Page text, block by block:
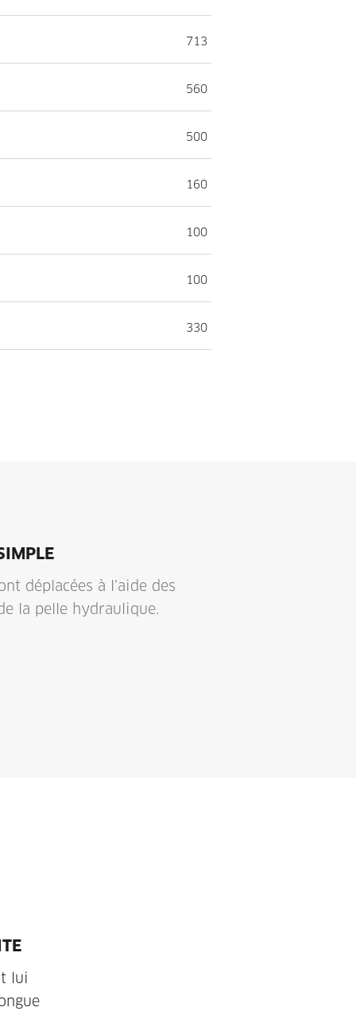
713
560
500
160
100
100
330
déplacées à l’aide des
la pelle hydraulique.
lui